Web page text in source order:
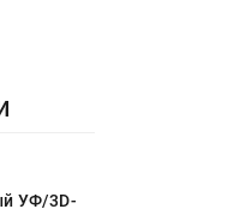
УФ/3D-